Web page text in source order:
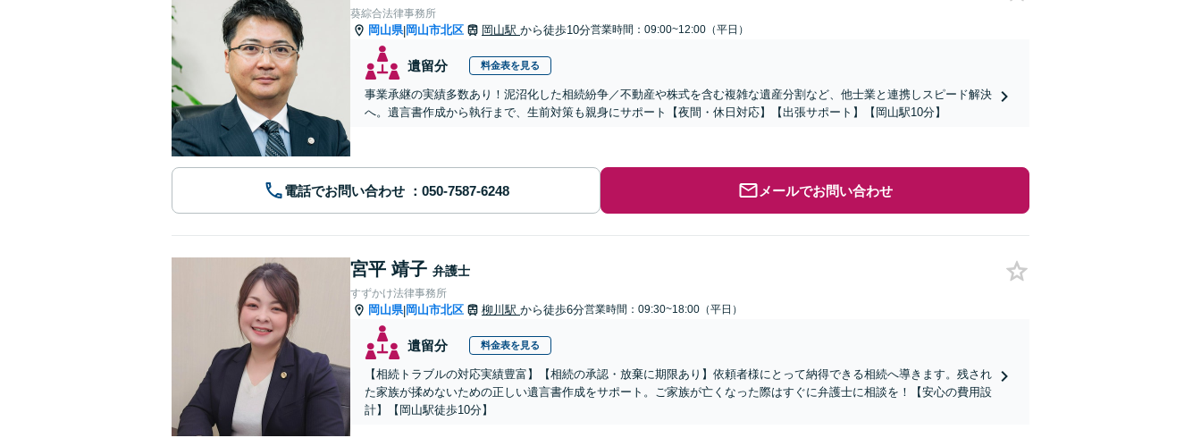
葵綜合法律事務所
岡山県|岡山市北区 岡山駅 から徒歩10分営業時間：09:00~12:00（平日）
遺留分 料金表を見る
事業承継の実績多数あり！泥沼化した相続紛争／不動産や株式を含む複雑な遺産分割など、他士業と連携しスピード解決
へ。遺言書作成から執行まで、生前対策も親身にサポート【夜間・休日対応】【出張サポート】【岡山駅10分】
電話でお問い合わせ メールでお問い合わせ
宮平 靖子 弁護士
すずかけ法律事務所
岡山県|岡山市北区 柳川駅 から徒歩6分営業時間：09:30~18:00（平日）
遺留分 料金表を見る
【相続トラブルの対応実績豊富】【相続の承認・放棄に期限あり】依頼者様にとって納得できる相続へ導きます。残され
た家族が揉めないための正しい遺言書作成をサポート。ご家族が亡くなった際はすぐに弁護士に相談を！【安心の費用設
計】【岡山駅徒歩10分】